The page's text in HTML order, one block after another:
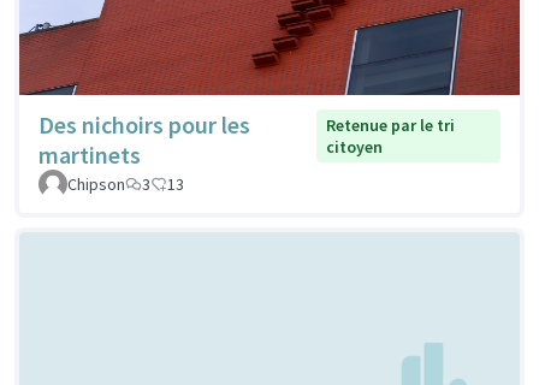
Des nichoirs pour les
martinets
Retenue par le tri
citoyen
Chipson
3 13